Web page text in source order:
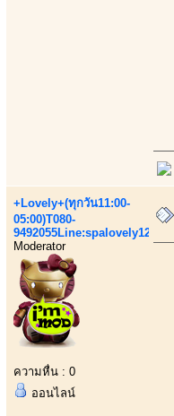
+Lovely+(ทุกวัน11:00-
05:00)T080-
9492055Line:spalovely123
Moderator
ความหื่น : 0
ออนไลน์